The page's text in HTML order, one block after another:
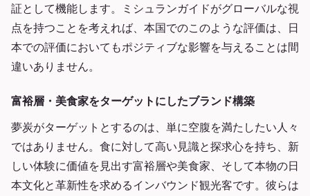
証として機能します。ミシュランガイドがグローバルな視
点を持つことを考えれば、本国でのこのような評価は、日
本での評価においてもポジティブな影響を与えることは間
違いありません。
富裕層・美食家をターゲットにしたブランド構築
夢炭がターゲットとするのは、単に空腹を満たしたい人々
ではありません。食に対して高い見識と探求心を持ち、新
しい体験に価値を見出す富裕層や美食家、そして本物の日
本文化と革新性を求めるインバウンド観光客です。彼らは